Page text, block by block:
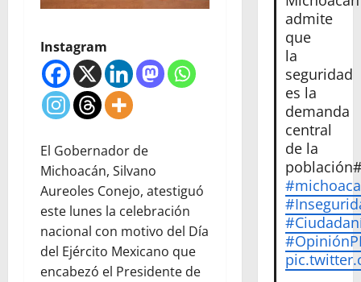
Instagram
El Gobernador de
Michoacán, Silvano
Aureoles Conejo, atestiguó
este lunes la celebración
nacional con motivo del Día
del Ejército Mexicano que
encabezó el Presidente de
admite
que
la
seguridad
es la
demanda
central
de la